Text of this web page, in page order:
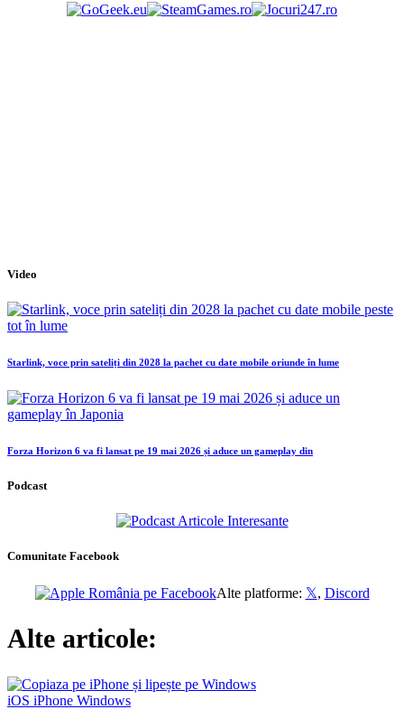
Video
Starlink, voce prin sateliți din 2028 la pachet cu date mobile oriunde în lume
Forza Horizon 6 va fi lansat pe 19 mai 2026 și aduce un gameplay din
Podcast
Comunitate Facebook
Alte platforme: 𝕏, Discord
Alte articole:
iOS iPhone Windows